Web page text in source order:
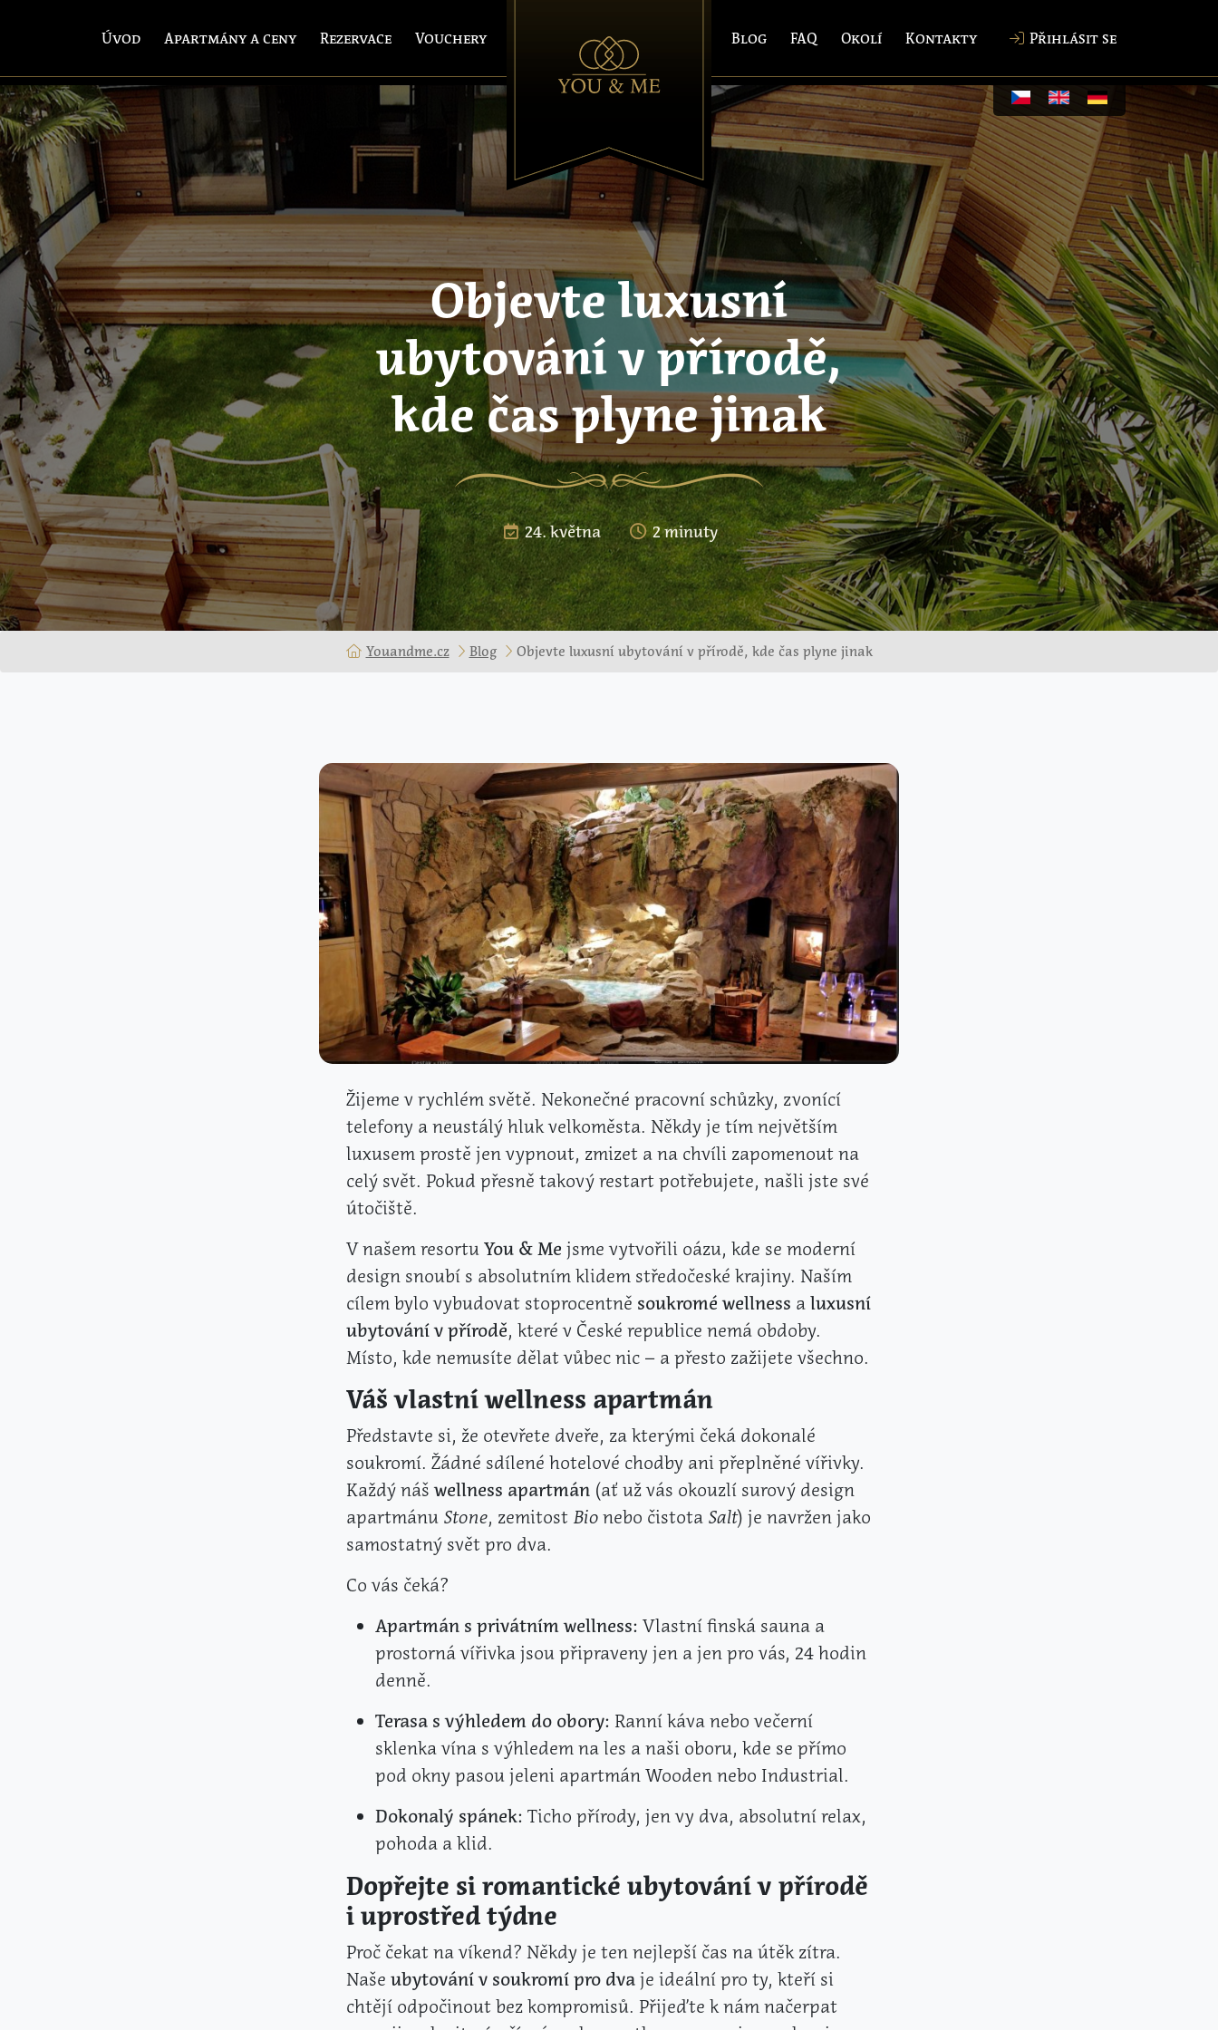
Úvod Apartmány a ceny Rezervace Vouchery Blog FAQ Okolí Kontakty Přihlásit se
Objevte luxusní
ubytování v přírodě,
kde čas plyne jinak
24. května 2 minuty
Youandme.cz Blog Objevte luxusní ubytování v přírodě, kde čas plyne jinak
Žijeme v rychlém světě. Nekonečné pracovní schůzky, zvonící
telefony a neustálý hluk velkoměsta. Někdy je tím největším
luxusem prostě jen vypnout, zmizet a na chvíli zapomenout na
celý svět. Pokud přesně takový restart potřebujete, našli jste své
útočiště.
V našem resortuYou & Me jsme vytvořili oázu, kde se moderní
design snoubí s absolutním klidem středočeské krajiny. Naším
cílem bylo vybudovat stoprocentně soukromé wellness aluxusní
ubytování v přírodě, které v České republice nemá obdoby.
Místo, kde nemusíte dělat vůbec nic – a přesto zažijete všechno.
Váš vlastní wellness apartmán
Představte si, že otevřete dveře, za kterými čeká dokonalé
soukromí. Žádné sdílené hotelové chodby ani přeplněné vířivky.
Každý nášwellness apartmán(ať už vás okouzlí surový design
apartmánu Stone, zemitost Bionebo čistota Salt) je navržen jako
samostatný svět pro dva.
Co vás čeká?
Apartmán s privátním wellness: Vlastní finská sauna a
prostorná vířivka jsou připraveny jen a jen pro vás, 24 hodin
denně.
Terasa s výhledem do obory: Ranní káva nebo večerní
sklenka vína s výhledem na les a naši oboru, kde se přímo
pod okny pasou jeleni apartmán Wooden nebo Industrial.
Dokonalý spánek: Ticho přírody, jen vy dva, absolutní relax,
pohoda a klid.
Dopřejte si romantické ubytování v přírodě
i uprostřed týdne
Proč čekat na víkend? Někdy je ten nejlepší čas na útěk zítra.
Naše ubytování v soukromí pro dvaje ideální pro ty, kteří si
chtějí odpočinout bez kompromisů. Přijeďte k nám načerpat